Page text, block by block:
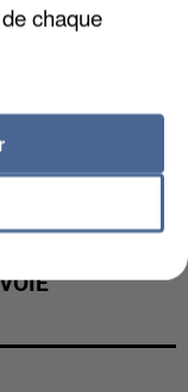
chaque